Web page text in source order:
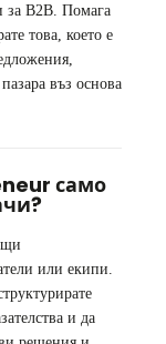
за B2B. Помага
това, което е
въз основа
само
или екипи.
и да